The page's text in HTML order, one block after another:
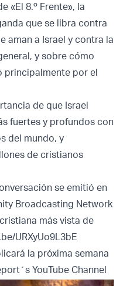
«El 8.º Frente», la
que se libra contra
aman a Israel y contra la
y sobre cómo
principalmente por el
de que Israel
fuertes y profundos con
del mundo, y
de cristianos
se emitió en
Broadcasting Network
más vista de
URXyUo9L3bE
la próxima semana
YouTube Channel